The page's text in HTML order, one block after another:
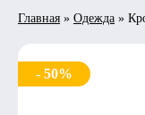
Главная » Одежда »
- 50%